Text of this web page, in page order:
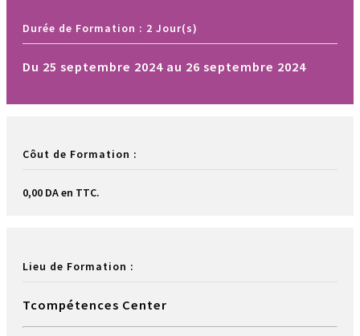
Durée de Formation : 2 Jour(s)
Du 25 septembre 2024 au 26 septembre 2024
Côut de Formation :
0,00 DA en TTC.
Lieu de Formation :
Tcompétences Center